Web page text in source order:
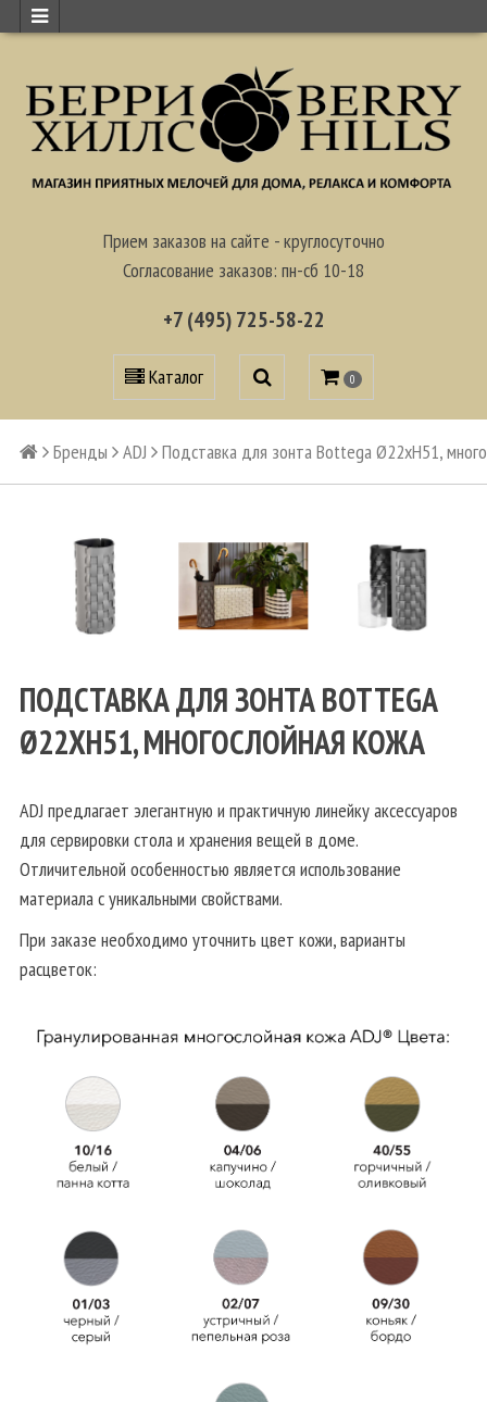
Прием заказов на сайте - круглосуточно
Согласование заказов: пн-сб 10-18
+7 (495) 725-58-22
Каталог 0
Бренды ADJ Подставка для зонта Bottega Ø22xН51,
ПОДСТАВКА ДЛЯ ЗОНТА BOTTEGA
Ø22XН51, МНОГОСЛОЙНАЯ КОЖА
ADJ предлагает элегантную и практичную линейку аксессуаров
для сервировки стола и хранения вещей в доме.
Отличительной особенностью является использование
материала с уникальными свойствами.
При заказе необходимо уточнить цвет кожи, варианты
расцветок: